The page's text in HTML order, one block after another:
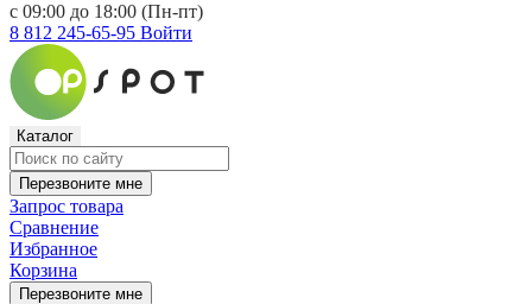
с 09:00 до 18:00 (Пн-пт)
8 812 245-65-95 Войти
Каталог
Перезвоните мне
Запрос товара
Сравнение
Избранное
Корзина
Перезвоните мне